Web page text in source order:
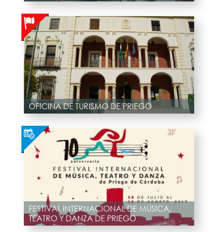
OFICINA DE TURISMO DE PRIEGO
FESTIVAL INTERNACIONAL DE MÚSICA,
TEATRO Y DANZA DE PRIEGO